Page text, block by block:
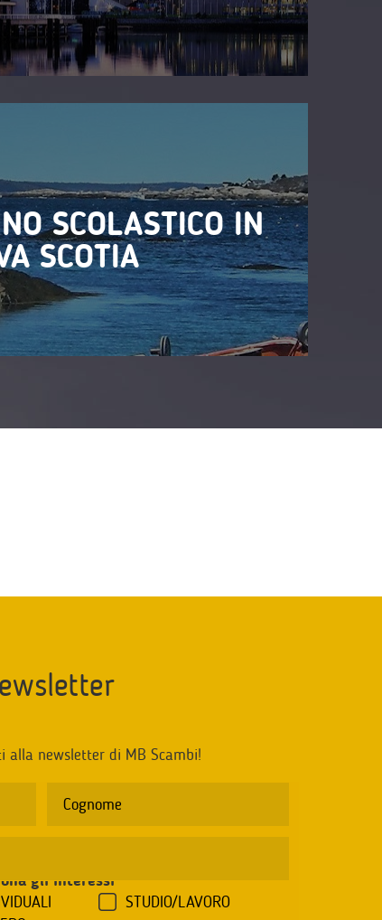
SCOLASTICO IN
SCOTIA
newsletter di MB Scambi!
gli interessi
STUDIO/LAVORO